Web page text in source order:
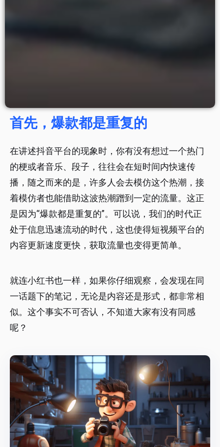
首先，爆款都是重复的
在讲述抖音平台的现象时，你有没有想过一个热门
的梗或者音乐、段子，往往会在短时间内快速传
播，随之而来的是，许多人会去模仿这个热潮，接
着模仿者也能借助这波热潮蹭到一定的流量。这正
是因为“爆款都是重复的”。可以说，我们的时代正
处于信息迅速流动的时代，这也使得短视频平台的
内容更新速度更快，获取流量也变得更简单。
就连小红书也一样，如果你仔细观察，会发现在同
一话题下的笔记，无论是内容还是形式，都非常相
似。这个事实不可否认，不知道大家有没有同感
呢？